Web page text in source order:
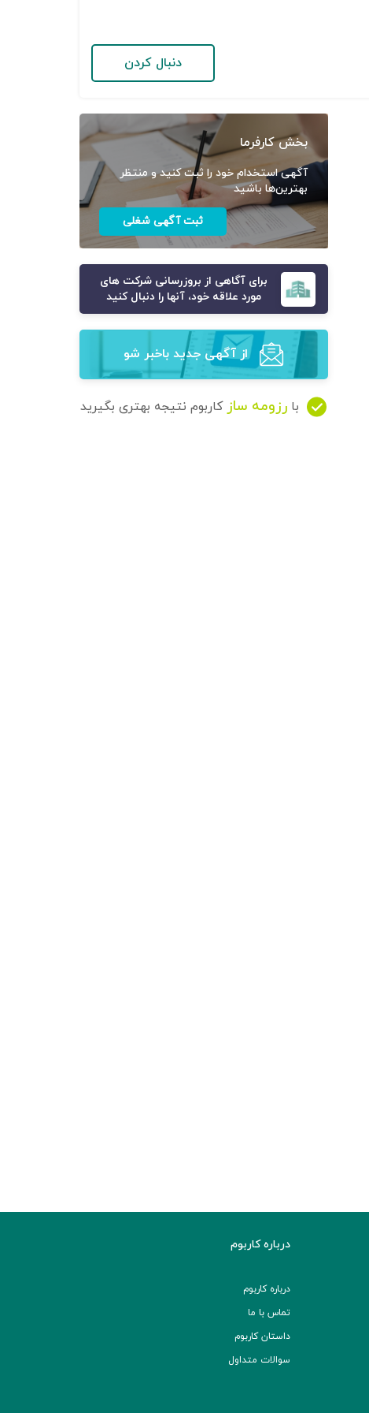
دنبال کردن
بخش کارفرما
آگهی استخدام خود را ثبت کنید و منتظر
بهترین‌ها باشید
ثبت آگهی شغلی
برای آگاهی از بروزرسانی شرکت های
مورد علاقه خود، آنها را دنبال کنید
از آگهی‌ جدید باخبر شو
با رزومه ساز کاربوم نتیجه بهتری بگیرید
درباره کاربوم
درباره کاربوم
تماس با ما
داستان کاربوم
سوالات متداول